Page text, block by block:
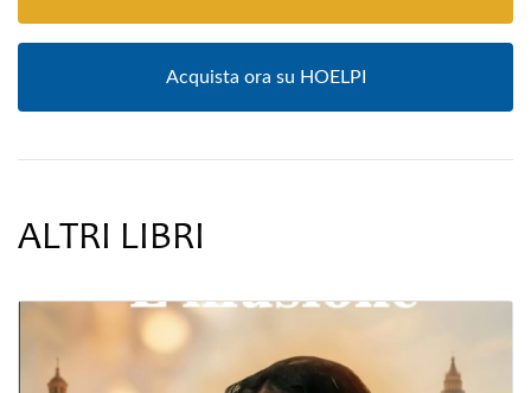
Acquista ora su HOELPI
ALTRI LIBRI